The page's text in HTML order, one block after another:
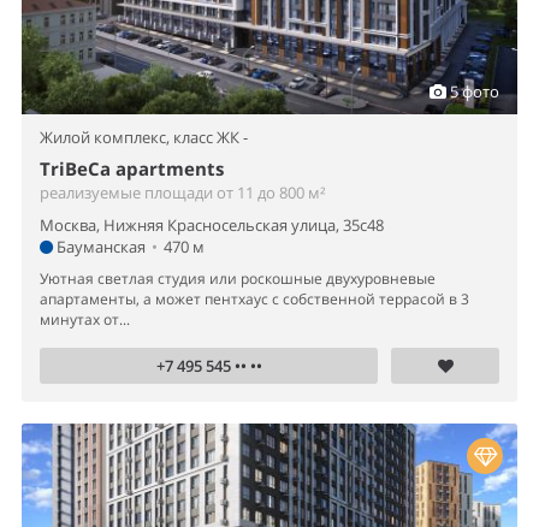
5 фото
Жилой комплекс, класс ЖК -
TriBeCa apartments
реализуемые площади от 11 до 800 м²
Москва, Нижняя Красносельская улица, 35с48
Бауманская • 470 м
Уютная светлая студия или роскошные двухуровневые
апартаменты, а может пентхаус с собственной террасой в 3
минутах от...
+7 495 545 •• ••